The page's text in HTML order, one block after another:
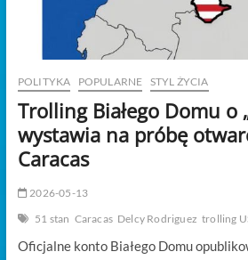
POLITYKA POPULARNE STYL ŻYCIA
Trolling Białego Domu o
wystawia na próbę
Caracas
2026-05-13
51 stan Caracas Delcy Rodriguez trolling
Oficjalne konto Białego Domu